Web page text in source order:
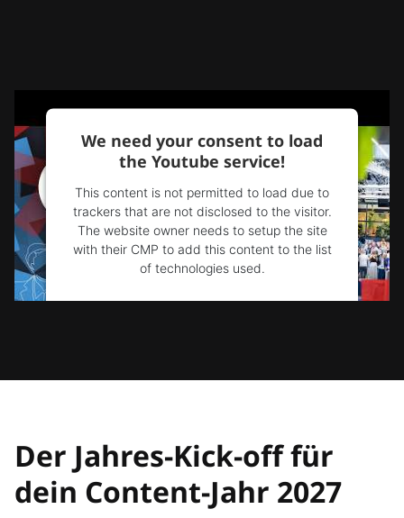
We need your consent to load
the Youtube service!
This content is not permitted to load due to
trackers that are not disclosed to the visitor.
The website owner needs to setup the site
with their CMP to add this content to the list
of technologies used.
Powered byUsercentrics Consent
Der Jahres-Kick-off für
dein Content-Jahr 2027